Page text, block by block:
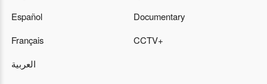
Español
Français
العربية
Documentary
CCTV+